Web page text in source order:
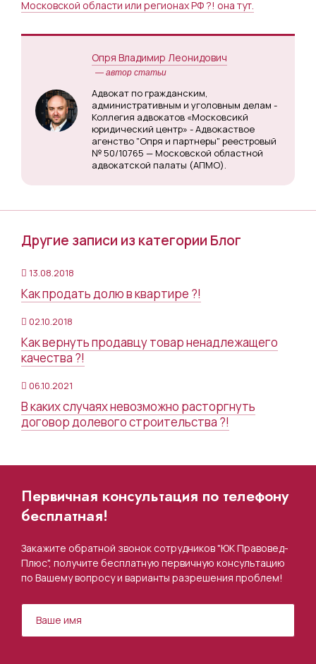
Московской области или регионах РФ ?! она тут.
Опря Владимир Леонидович
— автор статьи
Адвокат по гражданским,
административным и уголовным делам -
Коллегия адвокатов «Московсикй
юридический центр» - Адвокаствое
агенство "Опря и партнеры" реестровый
№ 50/10765 — Московской областной
адвокатской палаты (АПМО).
Другие записи из категории Блог
13.08.2018
Как продать долю в квартире ?!
02.10.2018
Как вернуть продавцу товар ненадлежащего
качества ?!
06.10.2021
В каких случаях невозможно расторгнуть
договор долевого строительства ?!
Первичная консультация по телефону
бесплатная!
Закажите обратной звонок сотрудников "ЮК Правовед-
Плюс", получите бесплатную первичную консультацию
по Вашему вопросу и варианты разрешения проблем!